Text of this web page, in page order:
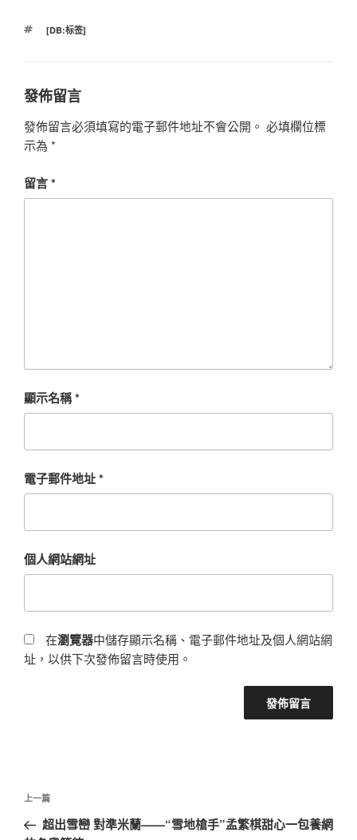
標
[DB:标签]
發佈留言
發佈留言必須填寫的電子郵件地址不會公開。 必填欄位標
示為 *
留言*
顯示名稱*
電子郵件地址*
個人網站網址
在瀏覽器中儲存顯示名稱、電子郵件地址及個人網站網
址，以供下次發佈留言時使用。
文
導
上
一
上一篇
超出雪巒 對準米蘭——“雪地槍手”孟繁棋甜心一包養網